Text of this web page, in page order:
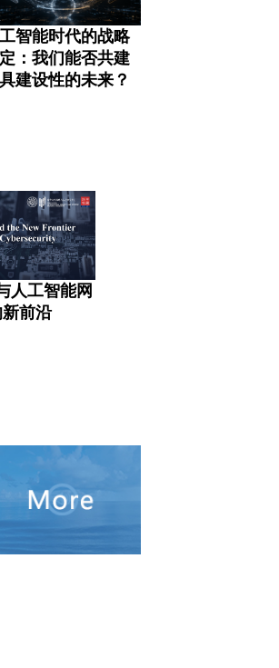
智能时代的战略
：我们能否共建
建设性的未来？
人工智能网
前沿